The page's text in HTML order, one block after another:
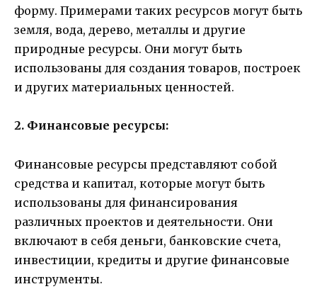
форму. Примерами таких ресурсов могут быть
земля, вода, дерево, металлы и другие
природные ресурсы. Они могут быть
использованы для создания товаров, построек
и других материальных ценностей.
2. Финансовые ресурсы:
Финансовые ресурсы представляют собой
средства и капитал, которые могут быть
использованы для финансирования
различных проектов и деятельности. Они
включают в себя деньги, банковские счета,
инвестиции, кредиты и другие финансовые
инструменты.